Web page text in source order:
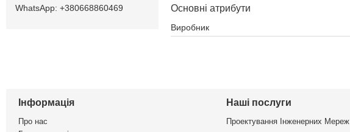
Основні атрибути
Виробник
+380668860469
Інформація
Про нас
Наші послуги
Проектування Інженерних Мереж